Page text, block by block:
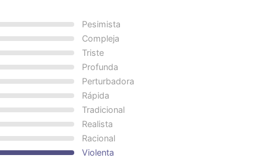
Pesimista
Compleja
Triste
Profunda
Perturbadora
Rápida
Tradicional
Realista
Racional
Violenta